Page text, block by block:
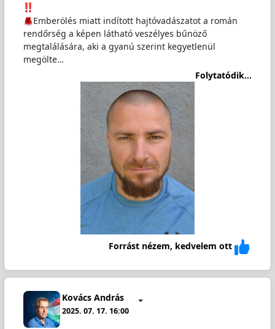
Emberölés miatt indított hajtóvadászatot a román
rendőrség a képen látható veszélyes bűnöző
megtalálására, aki a gyanú szerint kegyetlenül
megölte…
Folytatódik...
Forrást nézem, kedvelem ott
Kovács András
2025. 07. 17. 16:00